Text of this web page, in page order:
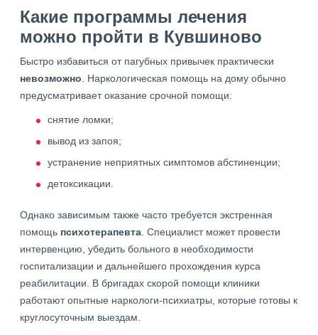
Какие программы лечения
можно пройти в Кувшиново
Быстро избавиться от пагубных привычек практически
невозможно . Наркологическая помощь на дому обычно
предусматривает оказание срочной помощи:
снятие ломки;
вывод из запоя;
устранение неприятных симптомов абстиненции;
детоксикации.
Однако зависимым также часто требуется экстренная
помощь психотерапевта . Специалист может провести
интервенцию, убедить больного в необходимости
госпитализации и дальнейшего прохождения курса
реабилитации. В бригадах скорой помощи клиники
работают опытные наркологи-психиатры, которые готовы к
круглосуточным выездам.